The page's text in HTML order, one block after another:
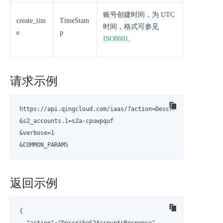
create_tim
e
TimeStam
p
账号创建时间，为 UTC
时间，格式可参见
ISO8601.
请求示例
https://api.qingcloud.com/iaas/?action=DescribeS2Accounts
&s2_accounts.1=s2a-cpuwpquf
&verbose=1
&COMMON_PARAMS
返回示例
{